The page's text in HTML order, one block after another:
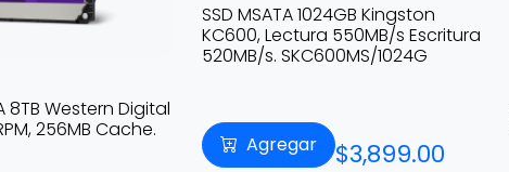
8TB Western Digital
256MB Cache.
SSD MSATA 1024GB Kingston
KC600, Lectura 550MB/s Escritura
520MB/s. SKC600MS/1024G
Agregar $3,899.00